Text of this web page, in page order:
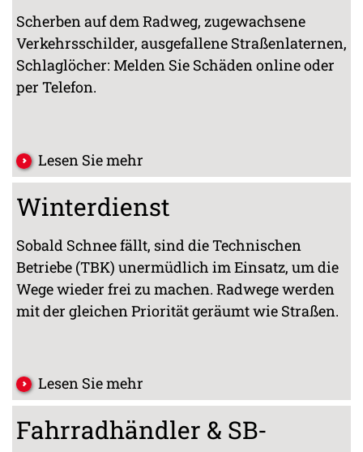
Scherben auf dem Radweg, zugewachsene
Verkehrsschilder, ausgefallene Straßenlaternen,
Schlaglöcher: Melden Sie Schäden online oder
per Telefon.
Lesen Sie mehr
Winterdienst
Sobald Schnee fällt, sind die Technischen
Betriebe (TBK) unermüdlich im Einsatz, um die
Wege wieder frei zu machen. Radwege werden
mit der gleichen Priorität geräumt wie Straßen.
Lesen Sie mehr
Fahrradhändler & SB-